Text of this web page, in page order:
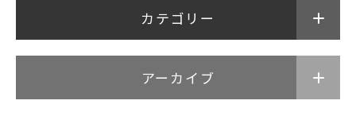
カテゴリー
アーカイブ